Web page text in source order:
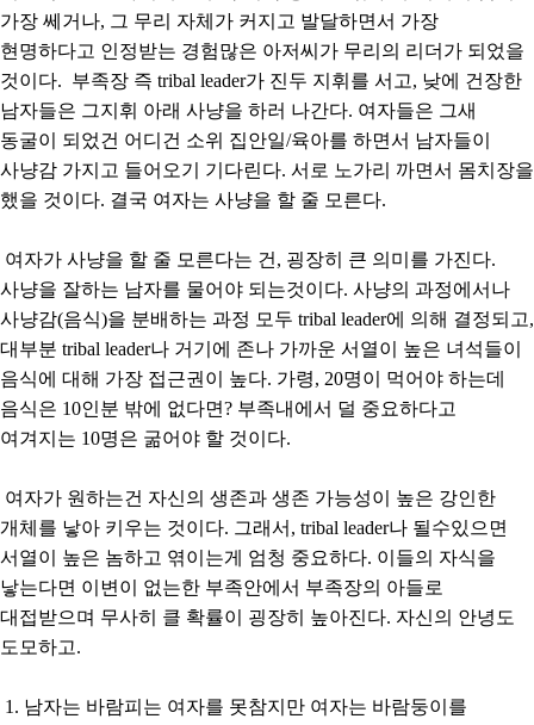
가장 쎄거나, 그 무리 자체가 커지고 발달하면서 가장
현명하다고 인정받는 경험많은 아저씨가 무리의 리더가 되었을
것이다. 부족장 즉 tribal leader가 진두 지휘를 서고, 낮에 건장한
남자들은 그지휘 아래 사냥을 하러 나간다. 여자들은 그새
동굴이 되었건 어디건 소위 집안일/육아를 하면서 남자들이
사냥감 가지고 들어오기 기다린다. 서로 노가리 까면서 몸치장을
했을 것이다. 결국 여자는 사냥을 할 줄 모른다.
여자가 사냥을 할 줄 모른다는 건, 굉장히 큰 의미를 가진다.
사냥을 잘하는 남자를 물어야 되는것이다. 사냥의 과정에서나
사냥감(음식)을 분배하는 과정 모두 tribal leader에 의해 결정되고,
대부분 tribal leader나 거기에 존나 가까운 서열이 높은 녀석들이
음식에 대해 가장 접근권이 높다. 가령, 20명이 먹어야 하는데
음식은 10인분 밖에 없다면? 부족내에서 덜 중요하다고
여겨지는 10명은 굶어야 할 것이다.
여자가 원하는건 자신의 생존과 생존 가능성이 높은 강인한
개체를 낳아 키우는 것이다. 그래서, tribal leader나 될수있으면
서열이 높은 놈하고 엮이는게 엄청 중요하다. 이들의 자식을
낳는다면 이변이 없는한 부족안에서 부족장의 아들로
대접받으며 무사히 클 확률이 굉장히 높아진다. 자신의 안녕도
도모하고.
1. 남자는 바람피는 여자를 못참지만 여자는 바람둥이를